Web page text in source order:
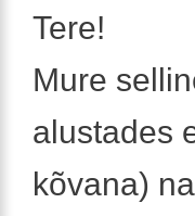
Tere!
Mure
alustades
kõvana)